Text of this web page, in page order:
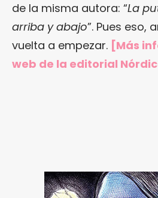
de la misma autora: “La
arriba y abajo”. Pues eso,
vuelta a empezar. [Más
web de la editorial